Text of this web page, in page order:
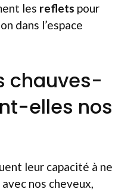
les reflets pour
dans l’espace
chauves-
elles nos
leur capacité à ne
nos cheveux,